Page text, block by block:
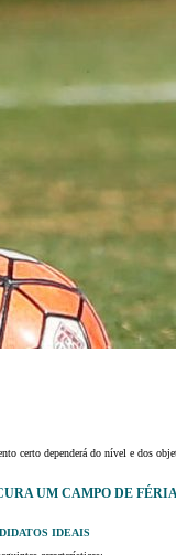
certo dependerá do nível e dos
UM CAMPO DE
IDEAIS